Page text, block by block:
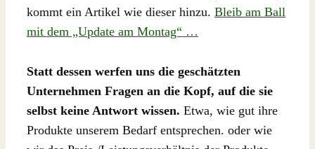
kommt ein Artikel wie dieser hinzu. Bleib am Ball
mit dem „Update am Montag“ …
Statt dessen werfen uns die geschätzten
Unternehmen Fragen an die Kopf, auf die sie
selbst keine Antwort wissen. Etwa, wie gut ihre
Produkte unserem Bedarf entsprechen. oder wie